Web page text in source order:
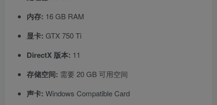
内存: 16 GB RAM
显卡: GTX 750 Ti
DirectX 版本: 11
存储空间: 需要 20 GB 可用空间
声卡: Windows Compatible Card